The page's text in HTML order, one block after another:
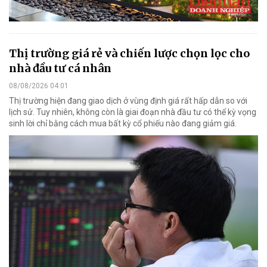
Thị trường giá rẻ và chiến lược chọn lọc cho
nhà đầu tư cá nhân
08/08/2026 04:01
Thị trường hiện đang giao dịch ở vùng định giá rất hấp dẫn so với
lịch sử. Tuy nhiên, không còn là giai đoạn nhà đầu tư có thể kỳ vọng
sinh lời chỉ bằng cách mua bất kỳ cổ phiếu nào đang giảm giá.